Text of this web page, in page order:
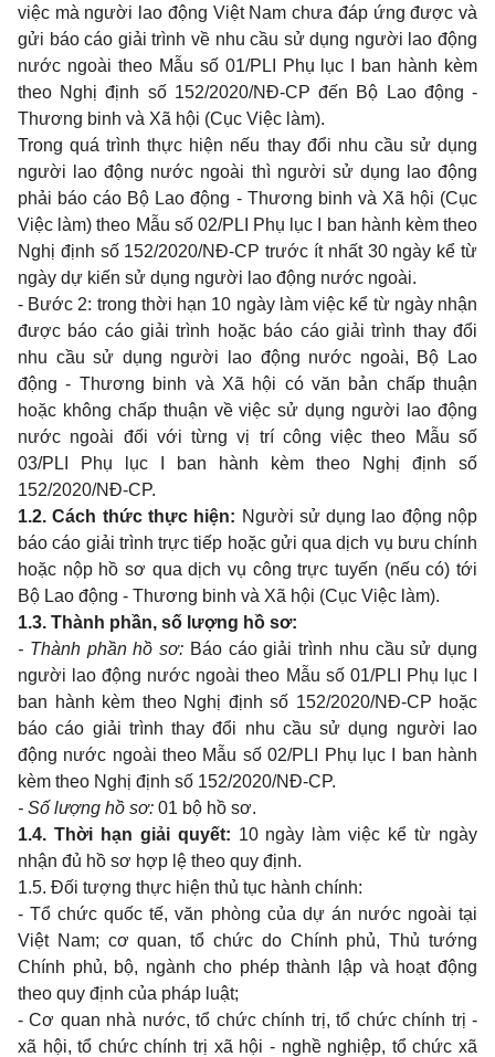
việc mà người lao động Việt Namchưa đáp ứng được và
gửi báo cáo giải trình về nhucầu sử dụng người laođộng
nước ngoài theo Mẫu số 01/PLI Phụ lục I ban hành kèm
theo Nghị định số 152/2020/NĐ-CP đến Bộ Lao động-
Thương binh và Xã hội (Cục Việc làm).
Trongquá trình thực hiện nếu thay đổi nhu cầu sử dụng
người
laođộng nước ngoài thì người sử dụng laođộng
phải báo cáo Bộ Laođộng - Thương binh và Xã hội (Cục
Việc làm)theo Mẫu số 02/PLI Phụ lục I ban hành kèmtheo
Nghị định số 152/2020/NĐ-CP trước ít nhất 30 ngày kể từ
ngày dự kiến sử dụng người lao động nước ngoài.
- Bước 2: trong thời hạn 10 ngày làm việc kể từ ngày nhận
được báo cáo giải trình hoặc báo cáo giải trình thayđổi
nhu cầu sử dụng người lao động nước ngoài, Bộ
Lao
động- Thương binh và Xã hội có văn bản chấp thuận
hoặc không chấp thuận về việc sử dụng người
laođộng
nước ngoài đối với từng vị trí công việctheo
Mẫu số
03/PLI
Phụ lục I ban hành kèm theo
Nghị định số
152/2020/NĐ-CP.
1.2.Cách thức thực hiện: Người sử dụng lao động nộp
báo cáo giải trình trực tiếp hoặc gửi quadịch vụ bưu chính
hoặc nộp hồ sơ quadịch vụ công trực tuyến (nếu có) tới
Bộ Lao động - Thương binh và Xã hội (Cục Việc làm).
1.3. Thành phần, số lượng hồ sơ:
- Thành phần hồ sơ: Báo cáo giải trình nhu cầu sử dụng
người laođộng nước ngoàitheo Mẫu số 01/PLI Phụ lục
ban hành kèm theo Nghị định số 152/2020/NĐ-CP hoặc
báo cáo giải trìnhthayđổi nhu cầu sử dụng người
lao
động nước ngoàitheo Mẫu số02/PLI Phụ lục I ban hành
kèm theo Nghị định số 152/2020/NĐ-CP.
- Số lượng hồ sơ: 01 bộ hồ sơ.
1.4. Thời hạn giải quyết: 10 ngày làm việc kể từ ngày
nhận đủ hồ sơ hợp lệ theo quy định.
1.5. Đối tượng thực hiện thủ tục hành chính:
-Tổ chức quốc tế, văn phòng của dự án nước ngoài tại
Việt Nam; cơquan,tổ chức do Chính phủ, Thủ tướng
Chính phủ, bộ, ngành cho phép thành lập và hoạt động
theo quy định của pháp luật;
-Cơ quan nhà nước, tổ chức chính trị, tổ chức chính trị-
xã hội, tổ chức chính trị xã hội - nghề nghiệp, tổ chức xã